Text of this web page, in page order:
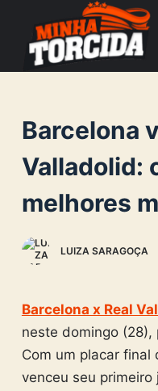
c
n
e
Barcelona
Valladolid:
melhores
LUIZA SARAGOÇA
Barcelona x Real
neste domingo (28),
Com um placar final
venceu seu